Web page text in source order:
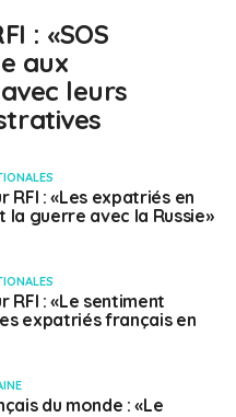
: «SOS
aux
leurs
RFI : «Les expatriés en
la guerre avec la Russie»
RFI : «Le sentiment
expatriés français en
du monde : «Le